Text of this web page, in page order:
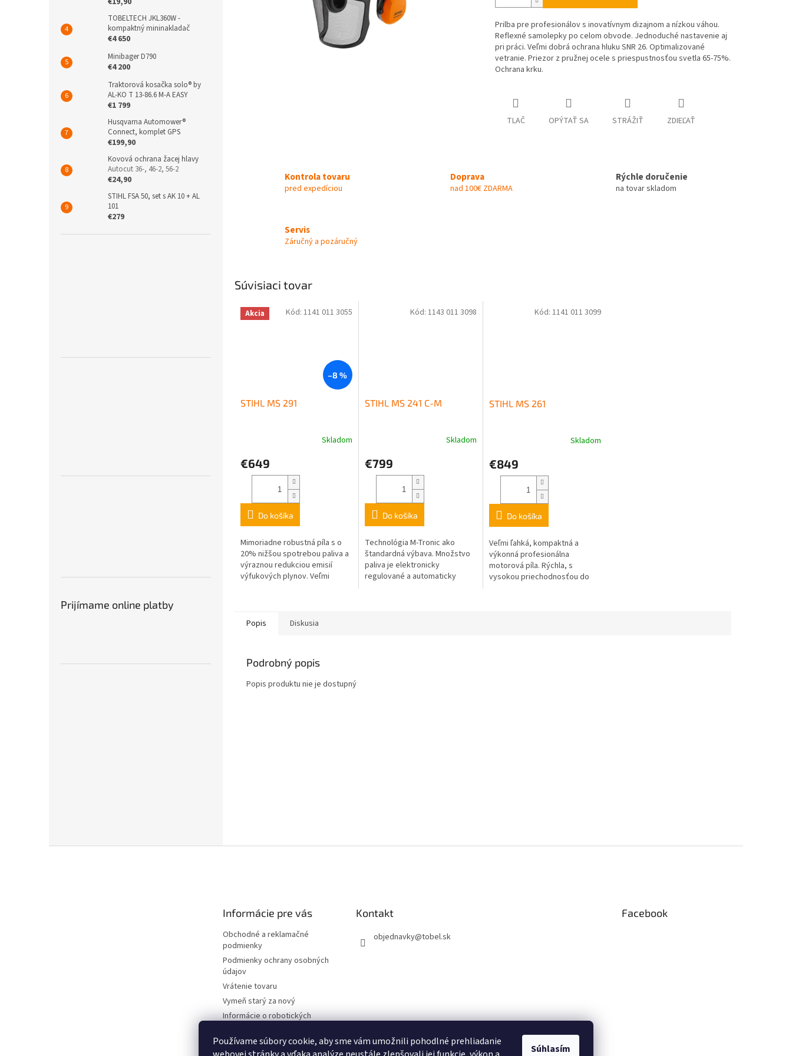
Používame súbory cookie, aby sme vám umožnili pohodlné prehliadanie
Súhlasím
TOBELTECH JKL360W -
kompaktný mininakladač
€4 650
Minibager D790
€4 200
Traktorová kosačka solo® by
AL-KO T 13-86.6 M-A EASY
€1 799
Husqvarna Automower®
Connect, komplet GPS
€199,90
Kovová ochrana žacej hlavy
Autocut 36-, 46-2, 56-2
€24,90
STIHL FSA 50, set s AK 10 + AL
101
€279
Prijímame online platby
Prilba pre profesionálov s inovatívnym dizajnom a nízkou váhou.
Reflexné samolepky po celom obvode. Jednoduché nastavenie aj
pri práci. Veľmi dobrá ochrana hluku SNR 26. Optimalizované
vetranie. Priezor z pružnej ocele s priespustnosťou svetla 65-75%.
Ochrana krku.
TLAČ OPÝTAŤ SA STRÁŽIŤ ZDIEĽAŤ
Kontrola tovaru
pred expedíciou
Doprava
nad 100€ ZDARMA
Rýchle doručenie
na tovar skladom
Servis
Záručný a pozáručný
Súvisiaci tovar
Akcia
–8 %
STIHL MS 291
Skladom
€649
Do košíka
Mimoriadne robustná píla s o
20% nižšou spotrebou paliva a
výraznou redukciou emisií
výfukových plynov. Veľmi
Kód: 1141 011 3055
STIHL MS 241 C-M
Skladom
€799
Do košíka
Technológia M-Tronic ako
štandardná výbava. Množstvo
paliva je elektronicky
regulované a automaticky
Kód: 1143 011 3098
STIHL MS 261
Skladom
€849
Do košíka
Veľmi ľahká, kompaktná a
výkonná profesionálna
motorová píla. Rýchla, s
vysokou priechodnosťou do
Kód:1141 011 3099
Popis Diskusia
Podrobný popis
Popis produktu nie je dostupný
Informácie pre vás
Obchodné a reklamačné
podmienky
Podmienky ochrany osobných
údajov
Vrátenie tovaru
Vymeň starý za nový
Informácie o robotických
Požičovňa - Technické
dokumentácie
Kontakt
objednavky@tobel.sk
Facebook